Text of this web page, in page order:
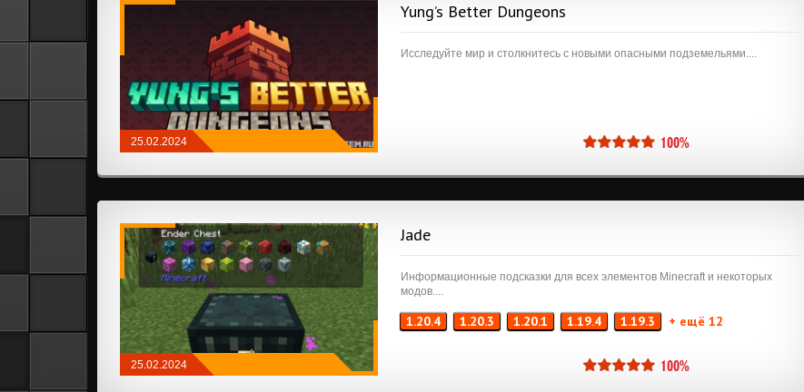
25.02.2024
Yung’s Better Dungeons
Исследуйте мир и столкнитесь с новыми опасными подземельями....
100%
25.02.2024
Jade
Информационные подсказки для всех элементов Minecraft и некоторых
модов....
1.20.4 1.20.3 1.20.1 1.19.4 1.19.3 + ещё 12
100%